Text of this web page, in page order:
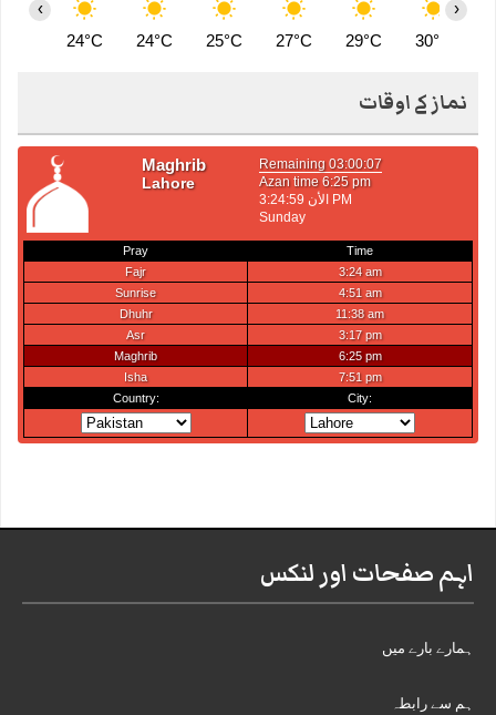
24°C 24°C 25°C 27°C 29°C 30°C
‹ ›
نماز کے اوقات
اہم صفحات اور لنکس
ہمارے بارے میں
ہم سے رابطہ